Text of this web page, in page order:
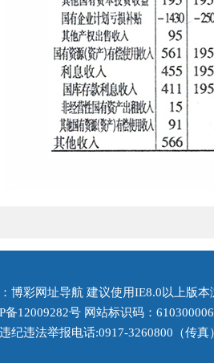
博彩网址导航 建议使用IE8.0以上版
备12009282号 网站标识码：
纪违法举报电话:0917-3260800（传